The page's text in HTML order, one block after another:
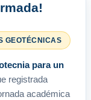
GEOTÉCNICAS
para un
registrada
académica